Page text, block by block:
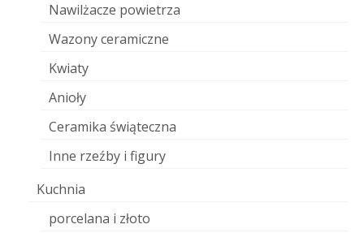
Nawilżacze powietrza
Wazony ceramiczne
Kwiaty
Anioły
Ceramika świąteczna
Inne rzeźby i figury
Kuchnia
porcelana i złoto